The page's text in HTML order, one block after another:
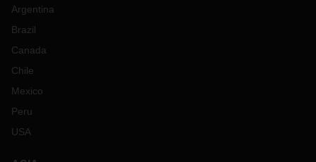
Argentina
Brazil
Canada
Chile
Mexico
Peru
USA